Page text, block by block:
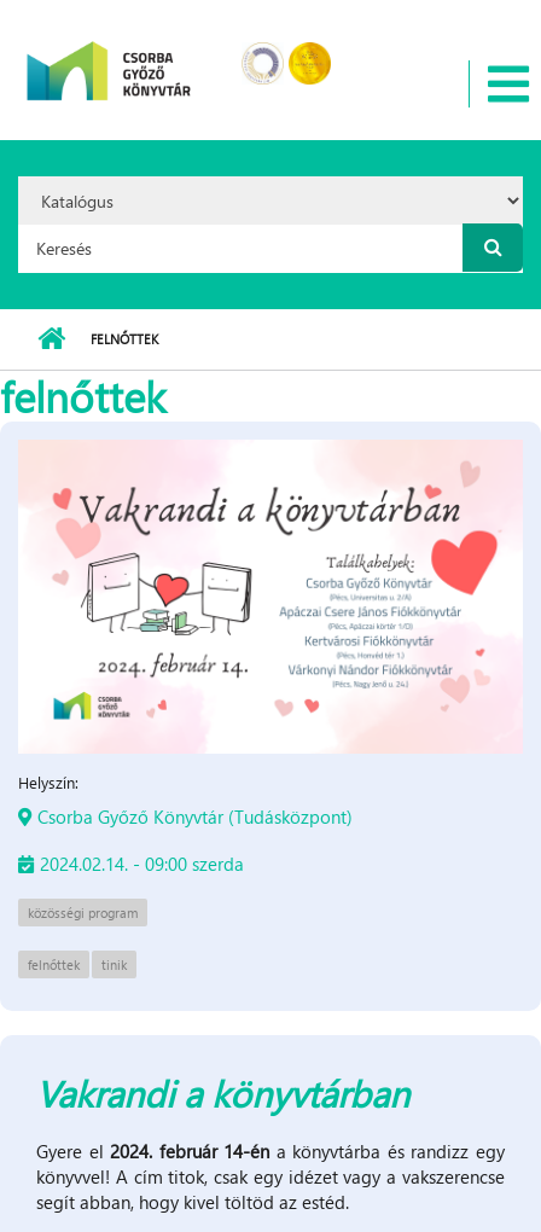
Option:
Keresés űrlap
FELNŐTTEK
felnőttek
Helyszín:
Csorba Győző Könyvtár (Tudásközpont)
2024.02.14. - 09:00 szerda
közösségi program
felnőttek tinik
Vakrandi a könyvtárban
Gyere el2024. február 14-én a könyvtárba és randizz egy
könyvvel! A cím titok, csak egy idézet vagy a vakszerencse
segít abban, hogy kivel töltöd az estéd.